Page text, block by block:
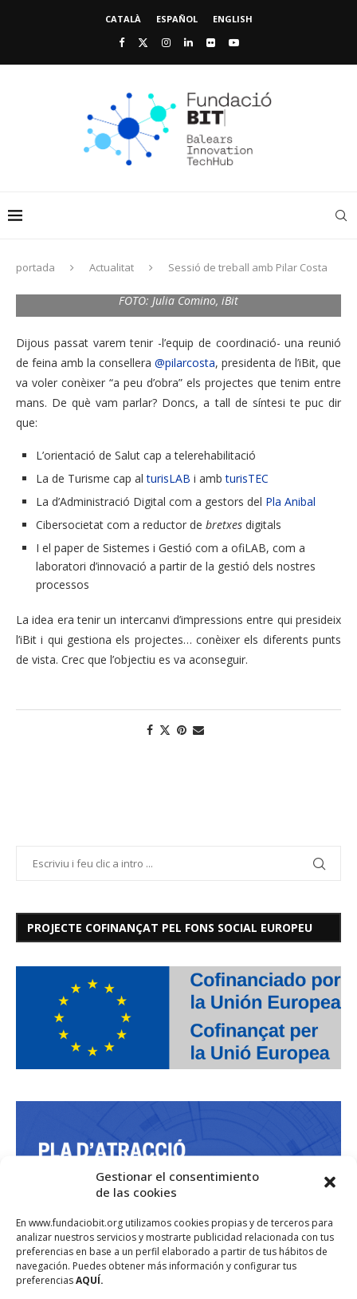
Gestionar el consentimiento
de las cookies
En www.fundaciobit.org utilizamos cookies propias y de terceros para
analizar nuestros servicios y mostrarte publicidad relacionada con tus
preferencias en base a un perfil elaborado a partir de tus hábitos de
navegación. Puedes obtener más información y configurar tus
preferenciasAQUÍ.
CATALÀ ESPAÑOL ENGLISH
portada Actualitat Sessió de treball amb Pilar Costa
FOTO: Julia Comino, iBit
Dijous passat varem tenir -l’equip de coordinació- una reunió
de feina amb la consellera @pilarcosta, presidenta de l’iBit, que
va voler conèixer “a peu d’obra” els projectes que tenim entre
mans. De què vam parlar? Doncs, a tall de síntesi te puc dir
que:
L’orientació de Salut cap a telerehabilitació
La de Turisme cap alturisLAB i ambturisTEC
La d’Administració Digital com a gestors del Pla Anibal
Cibersocietat com a reductor de bretxes digitals
I el paper de Sistemes i Gestió com a ofiLAB, com a
laboratori d’innovació a partir de la gestió dels nostres
processos
La idea era tenir un intercanvi d’impressions entre qui presideix
l’iBit i qui gestiona els projectes… conèixer els diferents punts
de vista. Crec que l’objectiu es va aconseguir.
PROJECTE COFINANÇAT PEL FONS SOCIAL EUROPEU